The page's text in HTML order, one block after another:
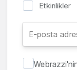
Etkinlikler